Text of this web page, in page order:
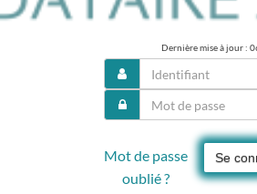
Dernière mise à jour :
Se
Mot de passe
oublié ?